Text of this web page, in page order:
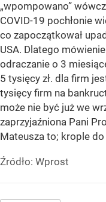
„wpompowano”
COVID-19 pochłonie
co zapoczątkował
USA. Dlatego
odraczanie o 3
5 tysięcy zł. dla firm
tysięcy firm na
może nie być już we
zaprzyjaźniona Pani
Mateusza to; krople
Źródło: Wprost